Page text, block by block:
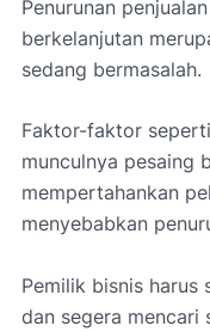
Penurunan
berkelanjutan
sedang bermasalah.
Faktor-faktor
munculnya pesaing
mempertahankan
menyebabkan
Pemilik bisnis harus
dan segera mencari